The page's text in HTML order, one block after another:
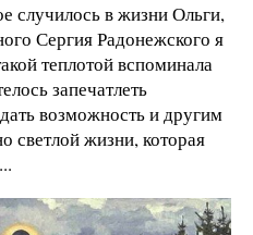
случилось в жизни Ольги,
Сергия Радонежского я
теплотой вспоминала
запечатлеть
возможность и другим
светлой жизни, которая